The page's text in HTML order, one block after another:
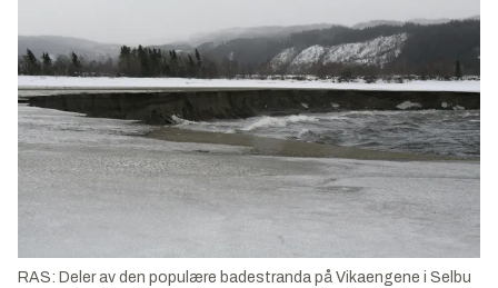
RAS: Deler av den populære badestranda på Vikaengene i Selbu